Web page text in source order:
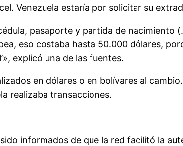
Venezuela estaría por solicitar su
pasaporte y partida de nacimiento
eso costaba hasta 50.000 dólares,
explicó una de las fuentes.
en dólares o en bolívares al
realizaba transacciones.
informados de que la red facilitó la